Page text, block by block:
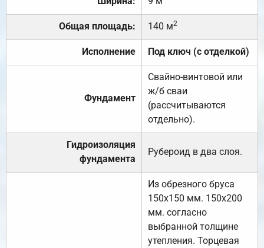
Общая площадь: 140 м2
Исполнение Под ключ (с отделкой)
Фундамент
Свайно-винтовой или
ж/б сваи
(рассчитываются
отдельно).
Гидроизоляция
фундамента
Рубероид в два слоя.
Из обрезного бруса
150х150 мм. 150х200
мм. согласно
выбранной толщине
утепления. Торцевая